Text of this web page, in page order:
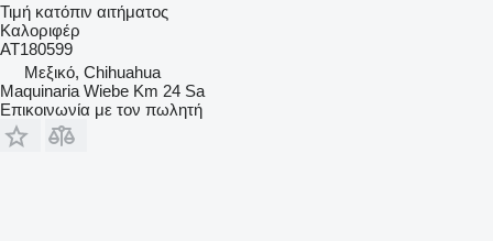
Τιμή κατόπιν αιτήματος
Καλοριφέρ
AT180599
Μεξικό, Chihuahua
Maquinaria Wiebe Km 24 Sa
Επικοινωνία με τον πωλητή